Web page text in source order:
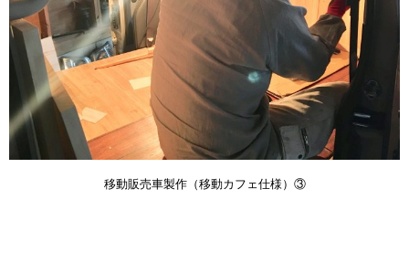
移動販売車製作（移動カフェ仕様）③